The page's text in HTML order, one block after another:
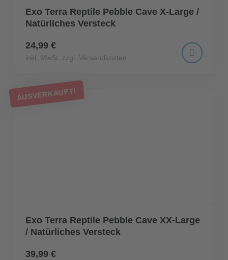
Exo Terra Reptile Pebble Cave X-Large /
Natürliches Versteck
24,99 €
inkl. MwSt. zzgl. Versandkosten
Exo Terra Reptile Pebble Cave XX-Large
/ Natürliches Versteck
39,99 €
AUSVERKAUFT!